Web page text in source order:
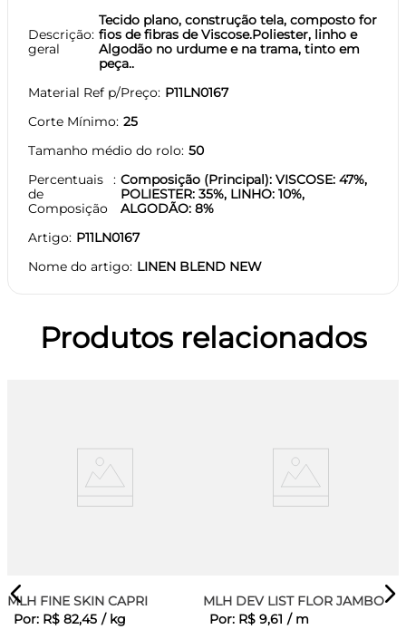
Descrição
geral
Tecido plano, construção tela, composto for
fios de fibras de Viscose.Poliester, linho e
Algodão no urdume e na trama, tinto em
peça..
Material Ref p/Preço P11LN0167
Corte Mínimo 25
Tamanho médio do rolo 50
Percentuais
de
Composição
Composição (Principal): VISCOSE: 47%,
POLIESTER: 35%, LINHO: 10%,
ALGODÃO: 8%
Artigo P11LN0167
Nome do artigo LINEN BLEND NEW
Produtos relacionados
MLH FINE SKIN CAPRI
Por: R$ 82,45 / kg
MLH DEV LIST FLOR JAMBO
Por: R$ 9,61 / m